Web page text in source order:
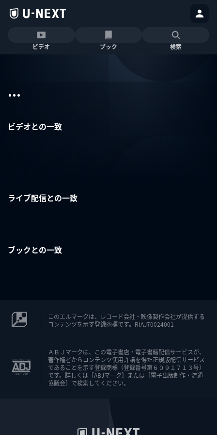
ビデオ ブック 検索
...
ビデオとの一致
ライブ配信との一致
ブックとの一致
このエルマークは、レコード会社・映像製作会社が提供する
コンテンツを示す登録商標です。RIAJ70024001
ＡＢＪマークは、この電子書店・電子書籍配信サービスが、
著作権者からコンテンツ使用許諾を得た正規版配信サービス
であることを示す登録商標（登録番号第６０９１７１３号）
です。詳しくは［ABJマーク］または［電子出版制作・流通
協議会］で検索してください。